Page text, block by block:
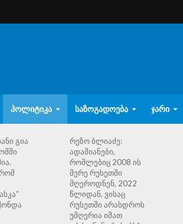
ᲞᲝᲚᲘᲢᲘᲙᲐ ᲡᲐᲖᲝᲒᲐᲓᲝᲔᲑᲐ ᲯᲐᲠᲘ
გია
რეზო ბლიაძე:
ადამიანები,
რომლებიც 2008 ის
მერე რუსეთში
მღეროდნენ, 2022
წლიდან, ვისაც
რუსეთში არასდროს
უმღერია იმათ